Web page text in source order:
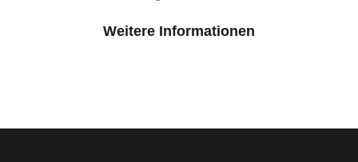
Weitere Informationen